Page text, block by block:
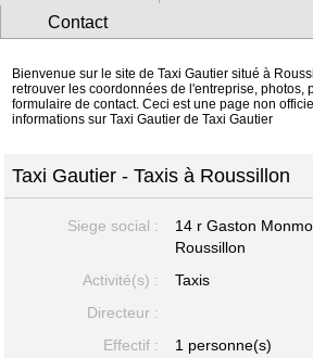
Contact
Bienvenue sur le site de Taxi Gautier situé à
retrouver les coordonnées de l'entreprise, photos,
formulaire de contact. Ceci est une page non
informations sur Taxi Gautier de Taxi Gautier
Taxi Gautier - Taxis à Roussillon
Siege social : 14 r Gaston
Roussillon
Activité(s) :
Taxis
Directeur :
Effectif :
1 personne(s)